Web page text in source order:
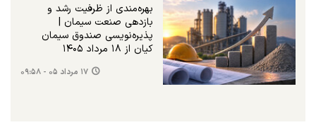
بهره‌مندی از ظرفیت رشد و
بازدهی صنعت سیمان |
پذیره‌نویسی صندوق سیمان
کیان از ۱۸ مرداد ۱۴۰۵
۱۷ مرداد ۰۵ - ۰۹:۵۸